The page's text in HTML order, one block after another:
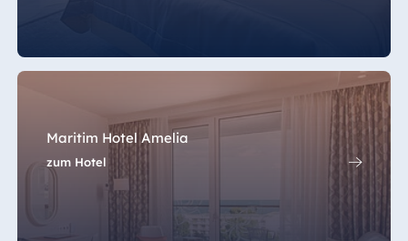
Hotel Taicang
Hotel &
Italien
Resort Calabria
Maritim Hotel Amelia
zum Hotel